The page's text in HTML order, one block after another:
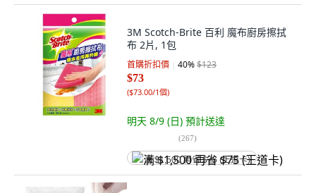
3M Scotch-Brite 百利 魔布廚房擦拭
布 2片, 1包
首購折扣價 40%$123
$73
($73.00/1個)
明天 8/9 (日) 預計送達
(267)
满 $1,500 再省 $75 (王道卡)